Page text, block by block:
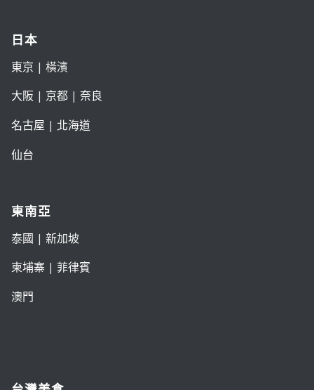
日本
東京 | 橫濱
大阪| 京都| 奈良
名古屋 | 北海道
仙台
東南亞
泰國 | 新加坡
柬埔寨 | 菲律賓
澳門